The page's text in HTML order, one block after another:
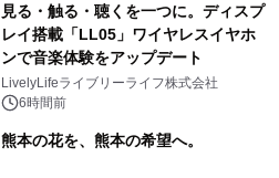
見る・触る・聴くを一つに。ディスプ
レイ搭載「LL05」ワイヤレスイヤホ
ンで音楽体験をアップデート
LivelyLifeライブリーライフ株式会社
6時間前
熊本の花を、熊本の希望へ。